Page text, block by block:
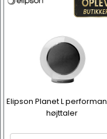
Elipson Planet L
højttaler